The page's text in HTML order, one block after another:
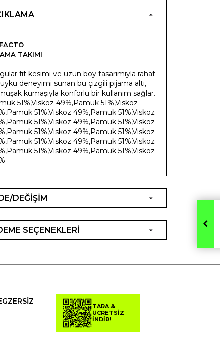
TAKIMI
fit kesimi ve uzun boy tasarımıyla rahat
deneyimi sunan bu çizgili pijama altı,
kumaşıyla konforlu bir kullanım sağlar.
51%,Viskoz 49%,Pamuk 51%,Viskoz
51%,Viskoz 49%,Pamuk 51%,Viskoz
51%,Viskoz 49%,Pamuk 51%,Viskoz
51%,Viskoz 49%,Pamuk 51%,Viskoz
51%,Viskoz 49%,Pamuk 51%,Viskoz
51%,Viskoz 49%,Pamuk 51%,Viskoz
DEĞİŞİM
SEÇENEKLERİ
TARA &
ÜCRETSİZ
İNDİR!